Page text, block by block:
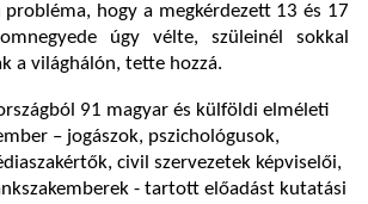
hogy a megkérdezett 13 és 17
úgy vélte, szüleinél sokkal
a világhálón, tette hozzá.
91 magyar és külföldi elméleti
– jogászok, pszichológusok,
civil szervezetek képviselői,
- tartott előadást kutatási